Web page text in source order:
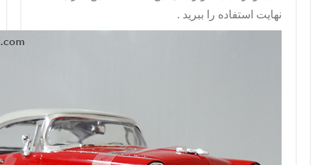
نهایت استفاده را ببرید .